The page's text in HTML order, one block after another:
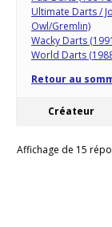
Ultimate Darts /
Owl/Gremlin)
Wacky Darts
World Darts
Retour au
Créateur
Affichage de 15